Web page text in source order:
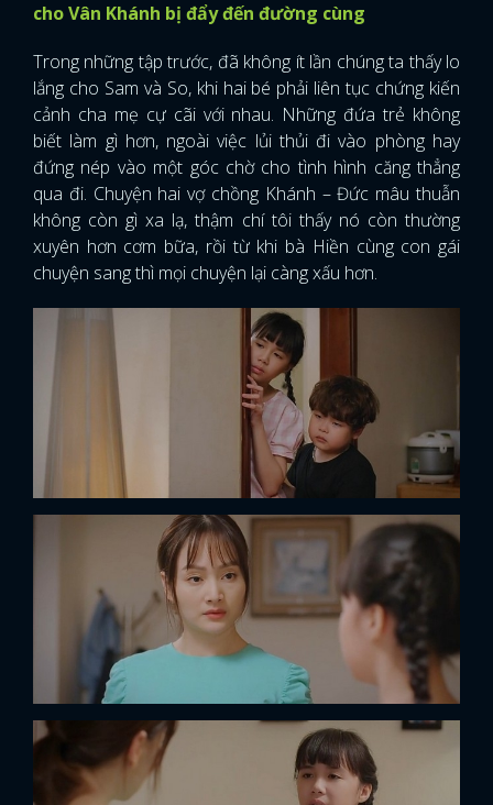
cho Vân Khánh bị đẩy đến đường cùng
Trong những tập trước, đã không ít lần chúng ta thấy lo
lắng cho Sam và So, khi hai bé phải liên tục chứng kiến
cảnh cha mẹ cự cãi với nhau. Những đứa trẻ không
biết làm gì hơn, ngoài việc lủi thủi đi vào phòng hay
đứng nép vào một góc chờ cho tình hình căng thẳng
qua đi. Chuyện hai vợ chồng Khánh – Đức mâu thuẫn
không còn gì xa lạ, thậm chí tôi thấy nó còn thường
xuyên hơn cơm bữa, rồi từ khi bà Hiền cùng con gái
chuyện sang thì mọi chuyện lại càng xấu hơn.